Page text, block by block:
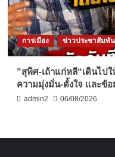
การเมือง ข่าวประชาสัมพั
”สุพิศ-เถ้าแก่หลี“เดินไป
ความมุ่งมั่น-ตั้งใจ และข้
admin2 06/08/2026